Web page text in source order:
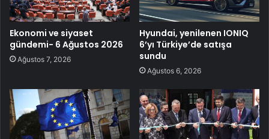
Ekonomi ve siyaset
gündemi- 6 Ağustos 2026
Ağustos 7, 2026
Hyundai, yenilenen IONIQ
6’yı Türkiye’de satışa
sundu
Ağustos 6, 2026